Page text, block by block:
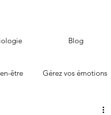
Blog
être Gérez vos émotions